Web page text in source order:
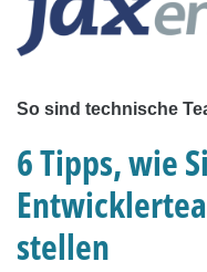
So sind technische
6 Tipps, wie
stellen